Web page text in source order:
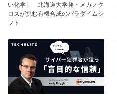
い化学」 北海道大学発・メカノク
ロスが挑む有機合成のパラダイムシ
フト